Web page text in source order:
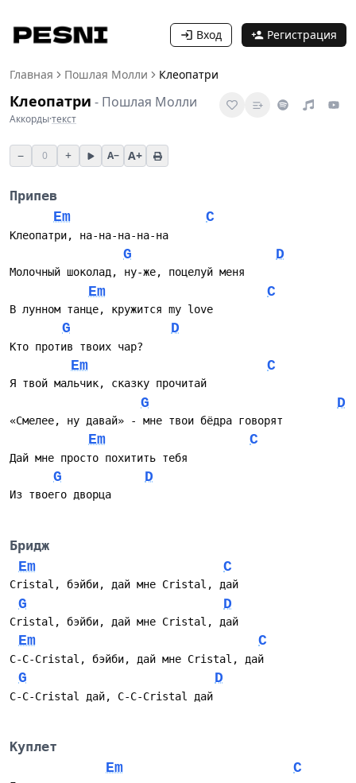
Вход Регистрация
Главная Пошлая Молли Клеопатри
Клеопатри - Пошлая Молли
Аккорды·текст
− 0 + A− A+
Припев
Em
C
Клеопатри, на-на-на-на-на
G D
Молочный шоколад, ну-же, поцелуй меня
Em C
В лунном танце, кружится my love
G D
Кто против твоих чар?
Em C
Я твой мальчик, сказку прочитай
G D
«Смелее, ну давай» - мне твои бёдра говорят
Em C
Дай мне просто похитить тебя
G D
Из твоего дворца
Бридж
Em
C
Cristal, бэйби, дай мне Cristal, дай
G D
Cristal, бэйби, дай мне Cristal, дай
Em C
C-C-Cristal, бэйби, дай мне Cristal, дай
G D
C-C-Cristal дай, C-C-Cristal дай
Куплет
Em
C